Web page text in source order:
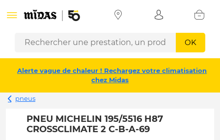
OK
Alerte vague de chaleur ! Rechargez votre climatisation
chez Midas
pneus
PNEU MICHELIN 195/5516 H87
CROSSCLIMATE 2 C-B-A-69